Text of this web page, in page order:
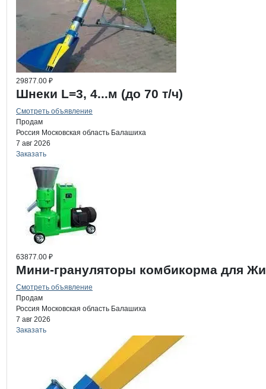
29877.00 ₽
Шнеки L=3, 4...м (до 70 т/ч)
Смотреть объявление
Продам
Россия Московская область Балашиха
7 авг 2026
Заказать
63877.00 ₽
Мини-грануляторы комбикорма для
Смотреть объявление
Продам
Россия Московская область Балашиха
7 авг 2026
Заказать